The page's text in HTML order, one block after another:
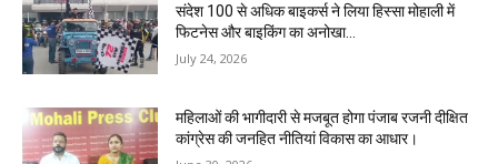
संदेश 100 से अधिक बाइकर्स ने लिया हिस्सा मोहाली में
फिटनेस और बाइकिंग का अनोखा...
July 24, 2026
महिलाओं की भागीदारी से मजबूत होगा पंजाब रजनी दीक्षित
कांग्रेस की जनहित नीतियां विकास का आधार।